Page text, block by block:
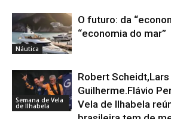
Náutica
O futuro: da
“economia do mar”
Semana de Vela
de Ilhabela
Robert
Guilherme.Flávio
Vela de Ilhabela